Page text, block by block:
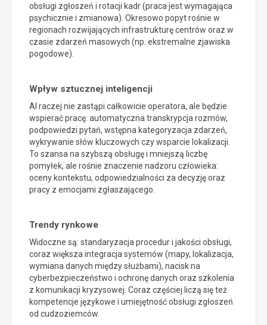
obsługi zgłoszeń i rotacji kadr (praca jest wymagająca
psychicznie i zmianowa). Okresowo popyt rośnie w
regionach rozwijających infrastrukturę centrów oraz w
czasie zdarzeń masowych (np. ekstremalne zjawiska
pogodowe).
Wpływ sztucznej inteligencji
AI raczej nie zastąpi całkowicie operatora, ale będzie
wspierać pracę: automatyczna transkrypcja rozmów,
podpowiedzi pytań, wstępna kategoryzacja zdarzeń,
wykrywanie słów kluczowych czy wsparcie lokalizacji.
To szansa na szybszą obsługę i mniejszą liczbę
pomyłek, ale rośnie znaczenie nadzoru człowieka:
oceny kontekstu, odpowiedzialności za decyzję oraz
pracy z emocjami zgłaszającego.
Trendy rynkowe
Widoczne są: standaryzacja procedur i jakości obsługi,
coraz większa integracja systemów (mapy, lokalizacja,
wymiana danych między służbami), nacisk na
cyberbezpieczeństwo i ochronę danych oraz szkolenia
z komunikacji kryzysowej. Coraz częściej liczą się też
kompetencje językowe i umiejętność obsługi zgłoszeń
od cudzoziemców.